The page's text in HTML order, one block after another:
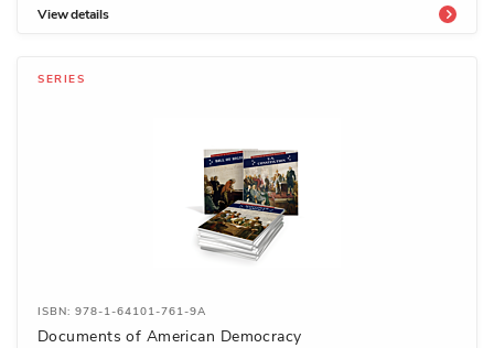
View details
SERIES
ISBN: 978-1-64101-761-9A
Documents of American Democracy